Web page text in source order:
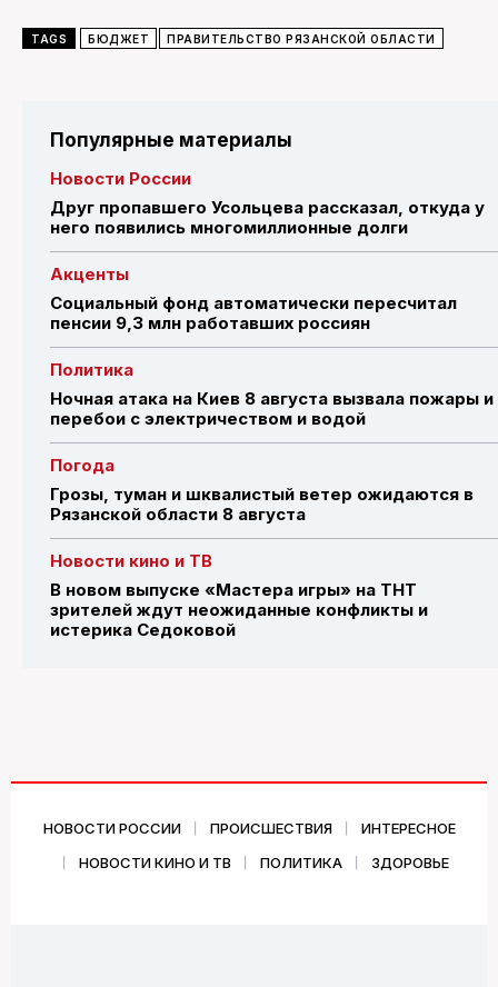
TAGS БЮДЖЕТ ПРАВИТЕЛЬСТВО РЯЗАНСКОЙ ОБЛАСТИ
Популярные материалы
Новости России
Друг пропавшего Усольцева рассказал, откуда у
него появились многомиллионные долги
Акценты
Социальный фонд автоматически пересчитал
пенсии 9,3 млн работавших россиян
Политика
Ночная атака на Киев 8 августа вызвала пожары и
перебои с электричеством и водой
Погода
Грозы, туман и шквалистый ветер ожидаются в
Рязанской области 8 августа
Новости кино и ТВ
В новом выпуске «Мастера игры» на ТНТ
зрителей ждут неожиданные конфликты и
истерика Седоковой
НОВОСТИ РОССИИ ПРОИСШЕСТВИЯ
ИНТЕРЕСНОЕ
НОВОСТИ КИНО И ТВ
ПОЛИТИКА ЗДОРОВЬЕ